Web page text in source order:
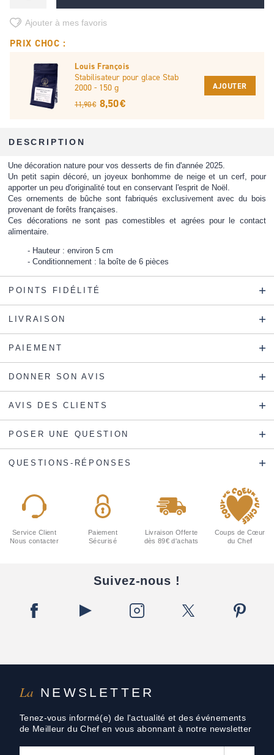
Ajouter à mes favoris
PRIX CHOC :
Louis François
Stabilisateur pour glace Stab
2000 - 150 g
11,90 € 8,50 €
AJOUTER
DESCRIPTION
Une décoration nature pour vos desserts de fin d'année 2025.
Un petit sapin décoré, un joyeux bonhomme de neige et un cerf, pour
apporter un peu d'originalité tout en conservant l'esprit de Noël.
Ces ornements de bûche sont fabriqués exclusivement avec du bois
provenant de forêts françaises.
Ces décorations ne sont pas comestibles et agrées pour le contact
alimentaire.
Hauteur : environ 5 cm
Conditionnement : la boîte de 6 pièces
POINTS FIDÉLITÉ
LIVRAISON
PAIEMENT
DONNER SON AVIS
AVIS DES CLIENTS
POSER UNE QUESTION
QUESTIONS-RÉPONSES
La NEWSLETTER
Tenez-vous informé(e) de l'actualité et des événements
de Meilleur du Chef en vous abonnant à notre newsletter
Service Client
Nous contacter
Paiement
Sécurisé
Livraison Offerte
dès 89€ d'achats
Coups de Cœur
du Chef
Suivez-nous !